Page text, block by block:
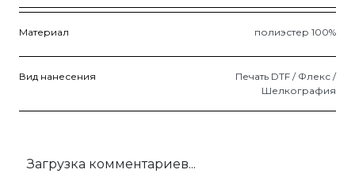
Материал полиэстер 100%
Вид нанесения
Печать DTF / Флекс /
Шелкография
Загрузка комментариев...